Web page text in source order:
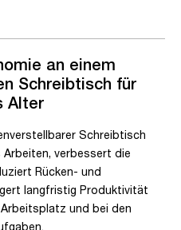
an einem
Schreibtisch für
Alter
Schreibtisch
verbessert die
Rücken- und
langfristig Produktivität
und bei den